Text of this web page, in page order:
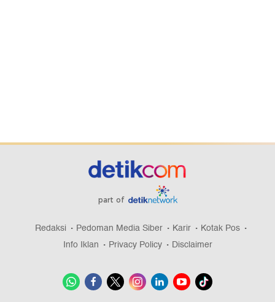
part of
Redaksi Pedoman Media Siber Karir
Kotak Pos
Info Iklan
Privacy Policy Disclaimer